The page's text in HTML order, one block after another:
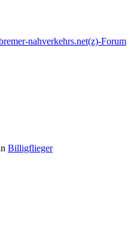
nahverkehrs.net(z)-Forum
Billigflieger